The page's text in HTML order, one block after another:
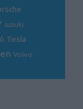
suzuki
Tesla
Volvo